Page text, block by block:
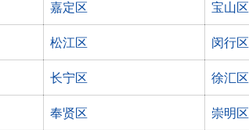
嘉定区 宝山区
松江区 闵行区
长宁区 徐汇区
奉贤区 崇明区